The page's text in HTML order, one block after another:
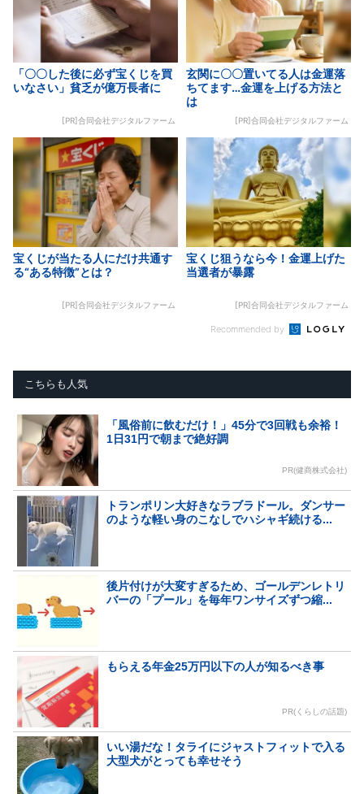
「〇〇した後に必ず宝くじを買
いなさい」貧乏が億万長者に
[PR]合同会社デジタルファーム
玄関に〇〇置いてる人は金運落
ちてます…金運を上げる方法と
は
[PR]合同会社デジタルファーム
宝くじが当たる人にだけ共通す
る“ある特徴”とは？
[PR]合同会社デジタルファーム
宝くじ狙うなら今！金運上げた
当選者が暴露
[PR]合同会社デジタルファーム
Recommended by
こちらも人気
「風俗前に飲むだけ！」45分で3回戦も余裕！
1日31円で朝まで絶好調
PR(健商株式会社)
トランポリン大好きなラブラドール。ダンサー
のような軽い身のこなしでハシャギ続ける...
後片付けが大変すぎるため、ゴールデンレトリ
バーの「プール」を毎年ワンサイズずつ縮...
もらえる年金25万円以下の人が知るべき事
PR(くらしの話題)
いい湯だな！タライにジャストフィットで入る
大型犬がとっても幸せそう